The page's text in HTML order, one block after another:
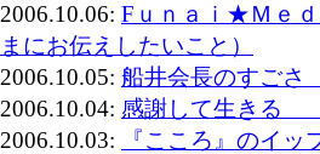
2006.10.06: Fｕｎａｉ★Ｍｅ
まにお伝えしたいこと）
2006.10.05: 船井会長のすごさ
2006.10.04: 感謝して生きる
2006.10.03:
『こころ』のイ